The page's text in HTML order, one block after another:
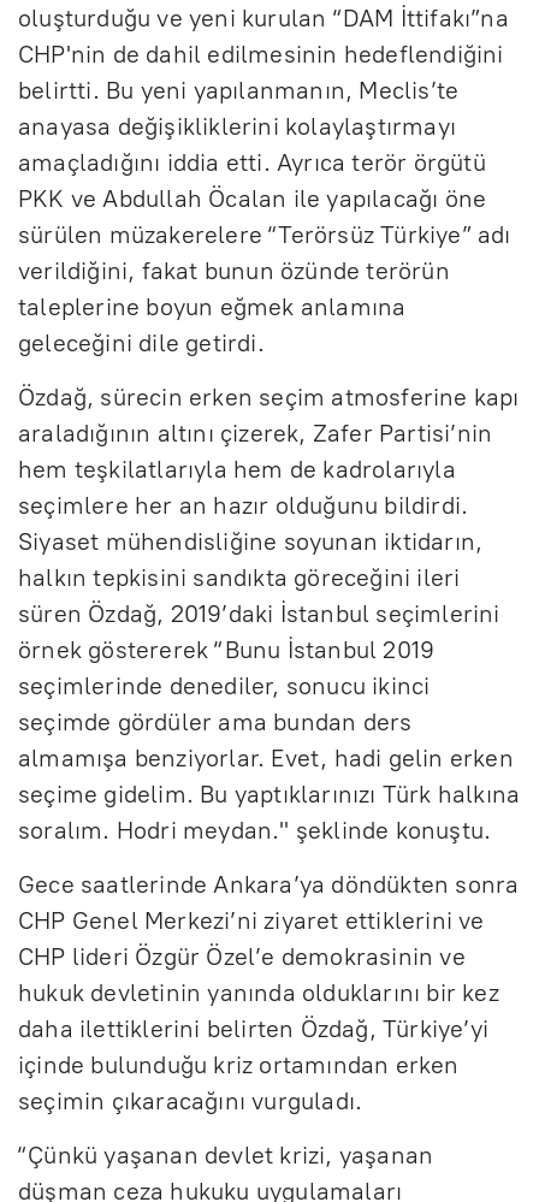
oluşturduğu ve yeni kurulan “DAM İttifakı”na
CHP'nin de dahil edilmesinin hedeflendiğini
belirtti. Bu yeni yapılanmanın, Meclis’te
anayasa değişikliklerini kolaylaştırmayı
amaçladığını iddia etti. Ayrıca terör örgütü
PKK ve Abdullah Öcalan ile yapılacağı öne
sürülen müzakerelere “Terörsüz Türkiye” adı
verildiğini, fakat bunun özünde terörün
taleplerine boyun eğmek anlamına
geleceğini dile getirdi.
Özdağ, sürecin erken seçim atmosferine kapı
araladığının altını çizerek, Zafer Partisi’nin
hem teşkilatlarıyla hem de kadrolarıyla
seçimlere her an hazır olduğunu bildirdi.
Siyaset mühendisliğine soyunan iktidarın,
halkın tepkisini sandıkta göreceğini ileri
süren Özdağ, 2019’daki İstanbul seçimlerini
örnek göstererek “Bunu İstanbul 2019
seçimlerinde denediler, sonucu ikinci
seçimde gördüler ama bundan ders
almamışa benziyorlar. Evet, hadi gelin erken
seçime gidelim. Bu yaptıklarınızı Türk halkına
soralım. Hodri meydan." şeklinde konuştu.
Gece saatlerinde Ankara’ya döndükten sonra
CHP Genel Merkezi’ni ziyaret ettiklerini ve
CHP lideri Özgür Özel’e demokrasinin ve
hukuk devletinin yanında olduklarını bir kez
daha ilettiklerini belirten Özdağ, Türkiye’yi
içinde bulunduğu kriz ortamından erken
seçimin çıkaracağını vurguladı.
“Çünkü yaşanan devlet krizi, yaşanan
düşman ceza hukuku uygulamaları